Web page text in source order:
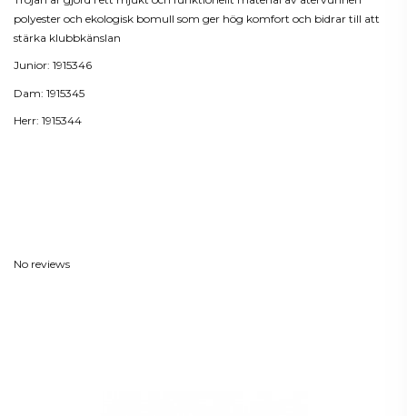
polyester och ekologisk bomull som ger hög komfort och bidrar till att
stärka klubbkänslan
Junior: 1915346
Dam: 1915345
Herr: 1915344
No reviews